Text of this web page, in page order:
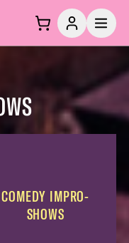
COMEDY IMPRO-
SHOWS